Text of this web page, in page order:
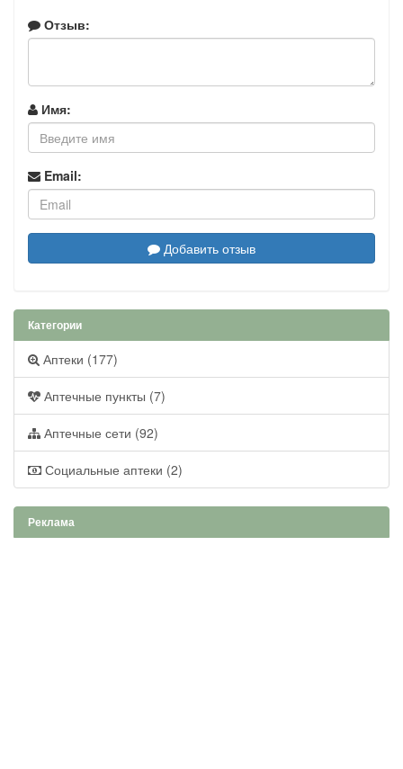
Отзыв:
Имя:
Email:
Добавить отзыв
Категории
Аптеки (177)
Аптечные пункты (7)
Аптечные сети (92)
Социальные аптеки (2)
Реклама